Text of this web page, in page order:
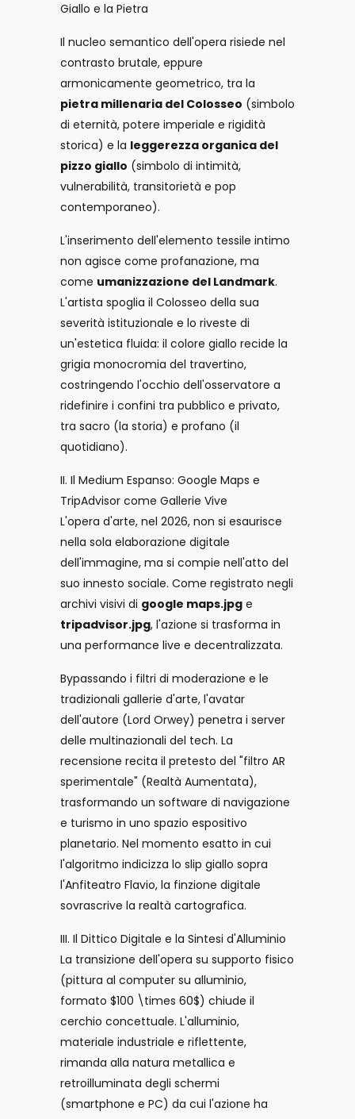
Giallo e la Pietra
Il nucleo semantico dell'opera risiede nel
contrasto brutale, eppure
armonicamente geometrico, tra la
pietra millenaria del Colosseo (simbolo
di eternità, potere imperiale e rigidità
storica) e la leggerezza organica del
pizzo giallo (simbolo di intimità,
vulnerabilità, transitorietà e pop
contemporaneo).
L'inserimento dell'elemento tessile intimo
non agisce come profanazione, ma
come umanizzazione del Landmark.
L'artista spoglia il Colosseo della sua
severità istituzionale e lo riveste di
un'estetica fluida: il colore giallo recide la
grigia monocromia del travertino,
costringendo l'occhio dell'osservatore a
ridefinire i confini tra pubblico e privato,
tra sacro (la storia) e profano (il
quotidiano).
II. Il Medium Espanso: Google Maps e
TripAdvisor come Gallerie Vive
L'opera d'arte, nel 2026, non si esaurisce
nella sola elaborazione digitale
dell'immagine, ma si compie nell'atto del
suo innesto sociale. Come registrato negli
archivi visivi di google maps.jpg e
tripadvisor.jpg, l'azione si trasforma in
una performance live e decentralizzata.
Bypassando i filtri di moderazione e le
tradizionali gallerie d'arte, l'avatar
dell'autore (Lord Orwey) penetra i server
delle multinazionali del tech. La
recensione recita il pretesto del "filtro AR
sperimentale" (Realtà Aumentata),
trasformando un software di navigazione
e turismo in uno spazio espositivo
planetario. Nel momento esatto in cui
l'algoritmo indicizza lo slip giallo sopra
l'Anfiteatro Flavio, la finzione digitale
sovrascrive la realtà cartografica.
III. Il Dittico Digitale e la Sintesi d'Alluminio
La transizione dell'opera su supporto fisico
(pittura al computer su alluminio,
formato $100 \times 60$) chiude il
cerchio concettuale. L'alluminio,
materiale industriale e riflettente,
rimanda alla natura metallica e
retroilluminata degli schermi
(smartphone e PC) da cui l'azione ha